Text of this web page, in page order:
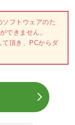
フトウェアのた
できません。
て頂き、PCからダ